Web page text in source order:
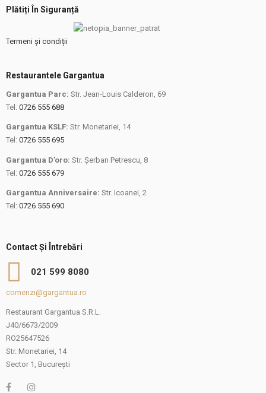
Plătiți În Siguranță
Termeni și condiții
Restaurantele Gargantua
Gargantua Parc: Str. Jean-Louis Calderon, 69
Tel: 0726 555 688
Gargantua KSLF: Str. Monetariei, 14
Tel: 0726 555 695
Gargantua D’oro: Str. Șerban Petrescu, 8
Tel: 0726 555 679
Gargantua Anniversaire: Str. Icoanei, 2
Tel: 0726 555 690
Contact Și Întrebări
021 599 8080
comenzi@gargantua.ro
Restaurant Gargantua S.R.L.
J40/6673/2009
RO25647526
Str. Monetariei, 14
Sector 1, București